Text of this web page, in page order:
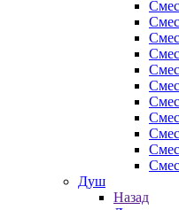
Душ
Назад